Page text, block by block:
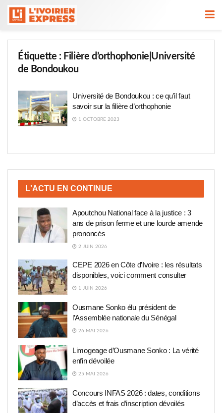
Étiquette : Filière d’orthophonie|Université
de Bondoukou
Université de Bondoukou : ce qu’il faut
savoir sur la filière d’orthophonie
1 OCTOBRE 2023
L'ACTU EN CONTINUE
Apoutchou National face à la justice : 3
ans de prison ferme et une lourde amende
prononcés
2 JUIN 2026
CEPE 2026 en Côte d’Ivoire : les résultats
disponibles, voici comment consulter
1 JUIN 2026
Ousmane Sonko élu président de
l’Assemblée nationale du Sénégal
26 MAI 2026
Limogeage d’Ousmane Sonko : La vérité
enfin dévoilée
25 MAI 2026
Concours INFAS 2026 : dates, conditions
d’accès et frais d’inscription dévoilés